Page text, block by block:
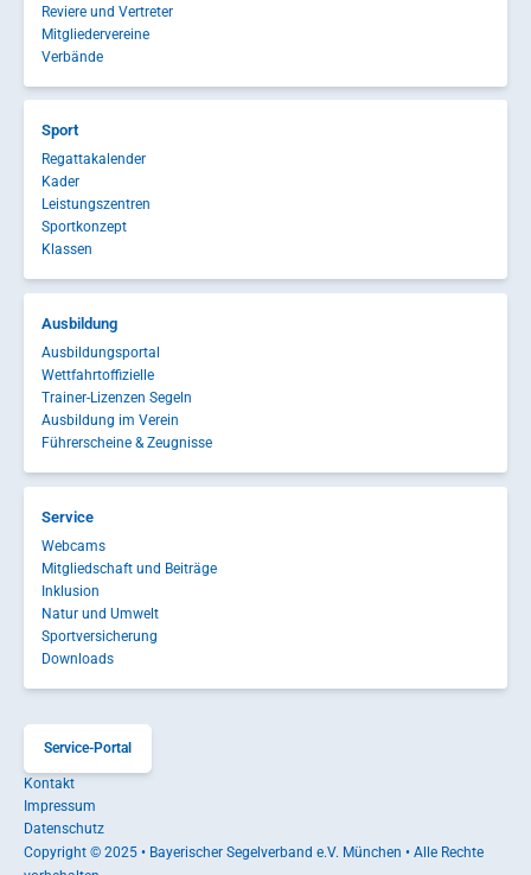
Reviere und Vertreter
Mitgliedervereine
Verbände
Sport
Regattakalender
Kader
Leistungszentren
Sportkonzept
Klassen
Ausbildung
Ausbildungsportal
Wettfahrtoffizielle
Trainer-Lizenzen Segeln
Ausbildung im Verein
Führerscheine & Zeugnisse
Service
Webcams
Mitgliedschaft und Beiträge
Inklusion
Natur und Umwelt
Sportversicherung
Downloads
Service-Portal
Kontakt
Impressum
Datenschutz
Copyright © 2025 • Bayerischer Segelverband e.V. München • Alle Rechte